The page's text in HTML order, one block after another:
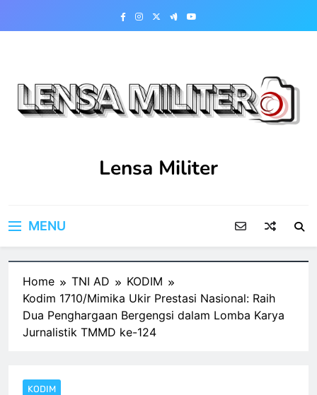
Lensa Militer
MENU
Home TNI AD
KODIM
Kodim 1710/Mimika Ukir Prestasi Nasional: Raih
Dua Penghargaan Bergengsi dalam Lomba Karya
Jurnalistik TMMD ke-124
KODIM